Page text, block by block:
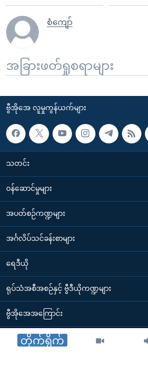
တိုက်ရိုက်
စံကျော်
အခြားဖတ်ရှုစရာများ
ဗွီအိုအေ လူမှုကွန်ယက်များ
သတင်း
၀န်ဆောင်မှုများ
အပတ်စဉ်ကဏ္ဍများ
အင်္ဂလိပ်သင်ခန်းစာများ
ရေဒီယို
ရုပ်သံအစီအစဉ်နှင့် ဗွီဒီယိုကဏ္ဍများ
ဗွီအိုအေအကြောင်း
ဗွီအိုအေ မိုဘိုင်းလ်အက်ပ်များ ဒေါင်းလုတ်ယူရန်